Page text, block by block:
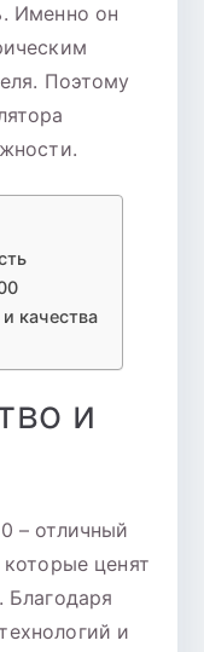
Именно он
Поэтому
качества
и
– отличный
ценят
Благодаря
и